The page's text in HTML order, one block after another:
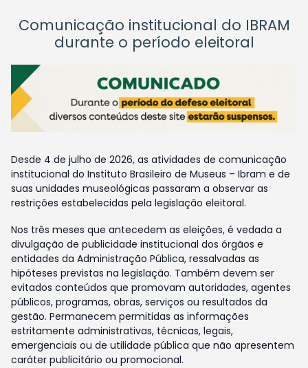
Comunicação institucional do IBRAM
durante o período eleitoral
Desde 4 de julho de 2026, as atividades de comunicação
institucional do Instituto Brasileiro de Museus – Ibram e de
suas unidades museológicas passaram a observar as
restrições estabelecidas pela legislação eleitoral.
Nos três meses que antecedem as eleições, é vedada a
divulgação de publicidade institucional dos órgãos e
entidades da Administração Pública, ressalvadas as
hipóteses previstas na legislação. Também devem ser
evitados conteúdos que promovam autoridades, agentes
públicos, programas, obras, serviços ou resultados da
gestão. Permanecem permitidas as informações
estritamente administrativas, técnicas, legais,
emergenciais ou de utilidade pública que não apresentem
caráter publicitário ou promocional.